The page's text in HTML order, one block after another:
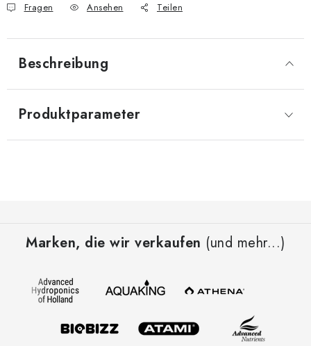
Fragen Ansehen Teilen
Beschreibung
Produktparameter
Marken, die wir verkaufen (und mehr...)